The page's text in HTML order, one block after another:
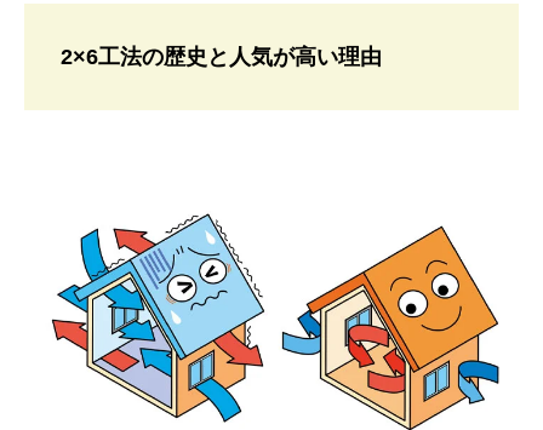
2×6工法の歴史と人気が高い理由